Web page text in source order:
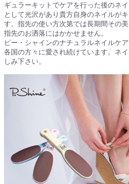
ギュラーキットでケアを行った後のネ
として光沢があり貴方自身のネイルが
す。指先の使い方次第では長期間その
指先のお洒落にはかかせません。
ピー・シャインのナチュラルネイルケ
各国の方々に愛され続けています。ネ
しみ下さい。